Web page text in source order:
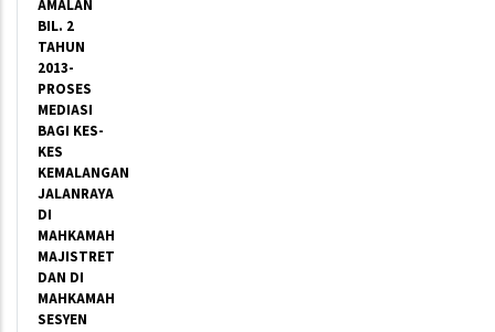
AMALAN
BIL. 2
TAHUN
2013-
PROSES
MEDIASI
BAGI KES-
KES
KEMALANGAN
JALANRAYA
DI
MAHKAMAH
MAJISTRET
DAN DI
MAHKAMAH
SESYEN